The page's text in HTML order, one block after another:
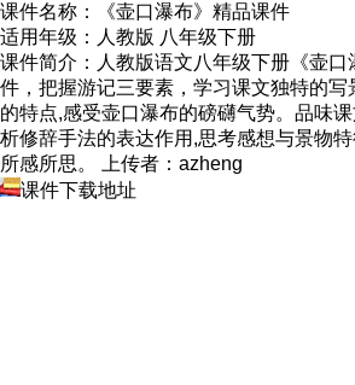
课件名称：《壶口瀑布》精品课件
适用年级：人教版 八年级下册
课件简介：人教版语文八年级下册《壶口
件，把握游记三要素，学习课文独特的写
的特点,感受壶口瀑布的磅礴气势。品味
析修辞手法的表达作用,思考感想与景物
所感所思。 上传者：azheng
课件下载地址